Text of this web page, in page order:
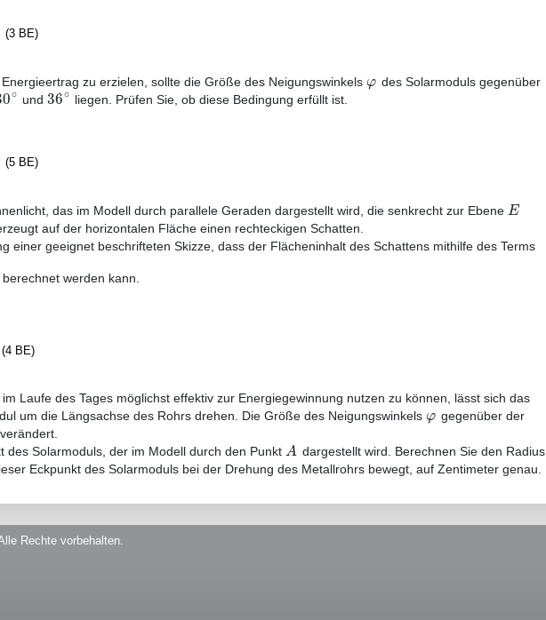
(3 BE)
zu erzielen, sollte die Größe des Neigungswinkels φ des Solarmoduls gegenüber
∘ und 36∘ liegen. Prüfen Sie, ob diese Bedingung erfüllt ist.
(5 BE)
das im Modell durch parallele Geraden dargestellt wird, die senkrecht zur Ebene E
auf der horizontalen Fläche einen rechteckigen Schatten.
einer geeignet beschrifteten Skizze, dass der Flächeninhalt des Schattens mithilfe des Terms
berechnet werden kann.
(4 BE)
Laufe des Tages möglichst effektiv zur Energiegewinnung nutzen zu können, lässt sich das
um die Längsachse des Rohrs drehen. Die Größe des Neigungswinkels φ gegenüber der
des Solarmoduls, der im Modell durch den Punkt A dargestellt wird. Berechnen Sie den Radius
Eckpunkt des Solarmoduls bei der Drehung des Metallrohrs bewegt, auf Zentimeter genau.
Rechte vorbehalten.